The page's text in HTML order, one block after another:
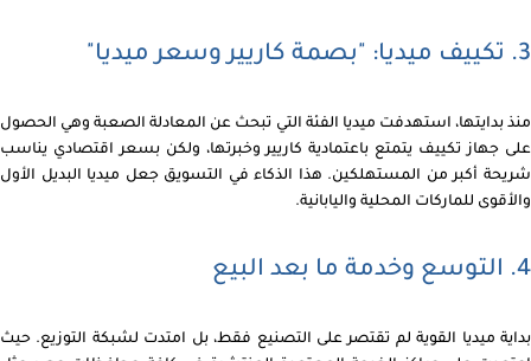
3. تكييف ميديا: "بصمة كاريير وسعر ميديا"
منذ بدايتها، استهدفت ميديا الفئة التي تبحث عن المعادلة الصعبة وهي الحصول
على جهاز تكييف يتمتع باعتمادية كاريير وخبرتها، ولكن بسعر اقتصادي يناسب
شريحة أكبر من المستهلكين. هذا الذكاء في التسويق جعل ميديا البديل الأول
والأقوى للماركات المحلية واليابانية.
4. التوسع وخدمة ما بعد البيع
بداية ميديا القوية لم تقتصر على التصنيع فقط، بل امتدت لشبكة التوزيع. حيث